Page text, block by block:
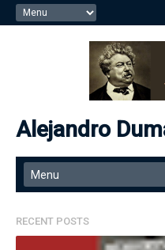
Alejandro
RECENT POSTS